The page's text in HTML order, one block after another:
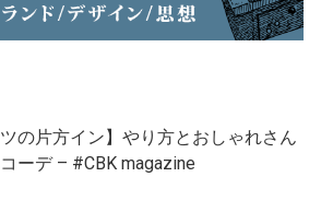
ツの片方イン】やり方とおしゃれさん
ーデ – #CBK magazine